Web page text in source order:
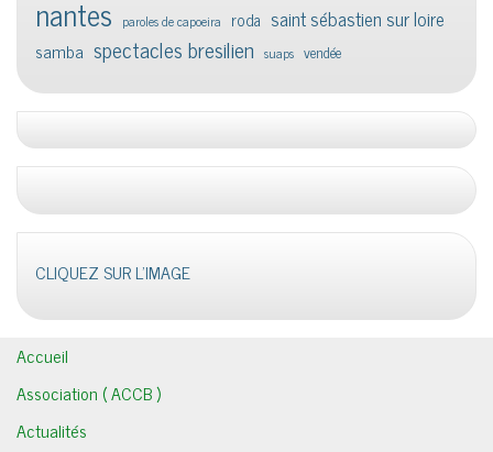
nantes paroles de capoeira roda saint sébastien sur loire
samba spectacles bresilien suaps vendée
CLIQUEZ SUR L'IMAGE
Accueil
Association ( ACCB )
Actualités